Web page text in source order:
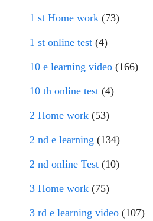
1 st Home work (73)
1 st online test (4)
10 e learning video (166)
10 th online test (4)
2 Home work (53)
2 nd e learning (134)
2 nd online Test (10)
3 Home work (75)
3 rd e learning video (107)